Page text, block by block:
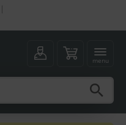
menu